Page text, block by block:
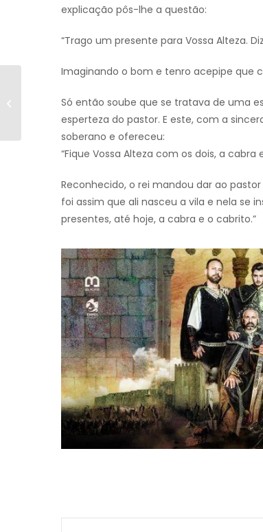
explicação pôs-lhe a questão:
“Trago um presente para Vossa Alteza.
Imaginando o bom e tenro acepipe que
Só então soube que se tratava de uma
esperteza do pastor. E este, com a
soberano e ofereceu:
“Fique Vossa Alteza com os dois, a
Reconhecido, o rei mandou dar ao
foi assim que ali nasceu a vila e nela se
presentes, até hoje, a cabra e o cabrito.”
2º Encontro de
Clássicos Belmonte